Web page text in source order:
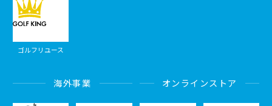
ゴルフリユース
海外事業 オンラインストア